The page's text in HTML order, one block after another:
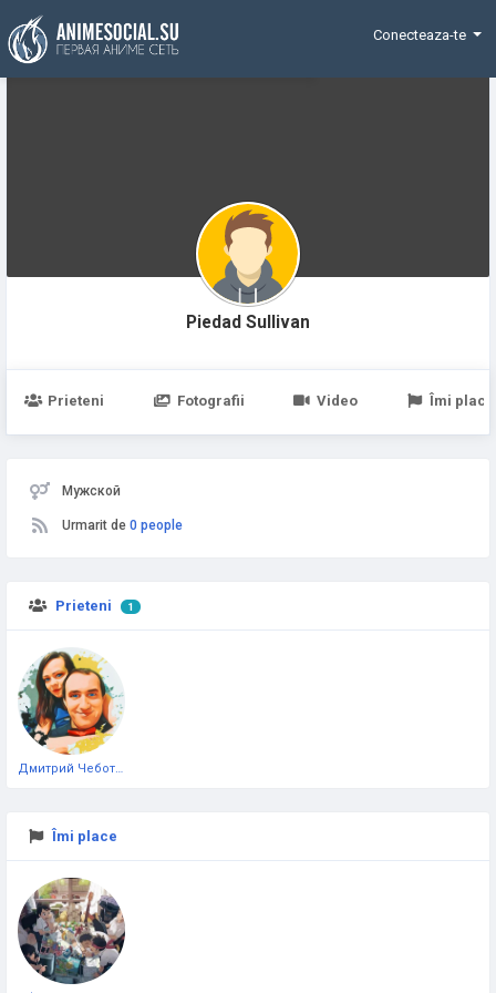
Funding
Conecteaza-te
Piedad Sullivan
Prieteni Fotografii Video Îmi place
Мужской
Urmarit de 0 people
Prieteni 1
Îmi place